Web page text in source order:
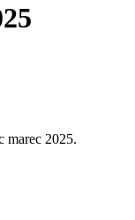
marec 2025.